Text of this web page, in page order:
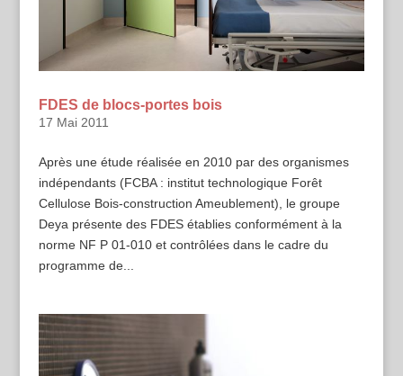
FDES de blocs-portes bois
17 Mai 2011
Après une étude réalisée en 2010 par des organismes
indépendants (FCBA : institut technologique Forêt
Cellulose Bois-construction Ameublement), le groupe
Deya présente des FDES établies conformément à la
norme NF P 01-010 et contrôlées dans le cadre du
programme de...